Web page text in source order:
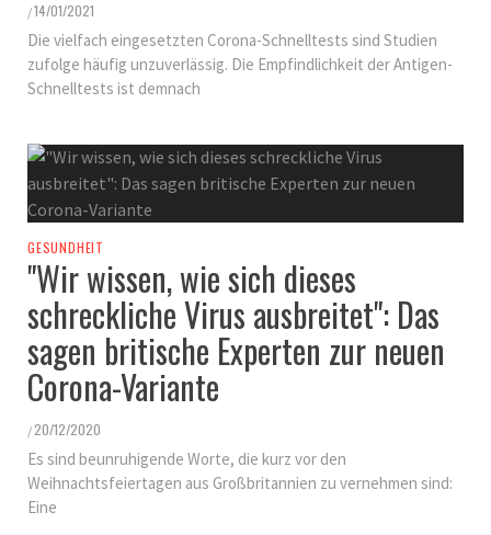
/14/01/2021
Die vielfach eingesetzten Corona-Schnelltests sind Studien
zufolge häufig unzuverlässig. Die Empfindlichkeit der Antigen-
Schnelltests ist demnach
GESUNDHEIT
"Wir wissen, wie sich dieses
schreckliche Virus ausbreitet": Das
sagen britische Experten zur neuen
Corona-Variante
/ 20/12/2020
Es sind beunruhigende Worte, die kurz vor den
Weihnachtsfeiertagen aus Großbritannien zu vernehmen sind:
Eine